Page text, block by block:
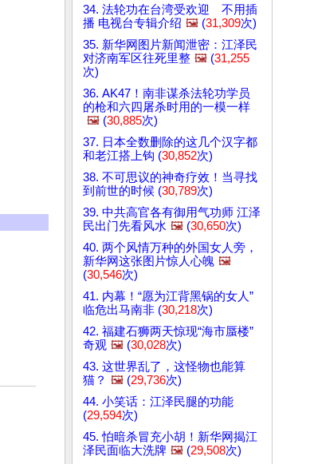
34. 法轮功在台湾受欢迎 不用插
播 电视台专辑介绍 🖼️ (31,309次)
35. 新华网图片新闻泄密：江泽民
对济南军区往死里整 🖼️ (31,255
次)
36. AK47！南非谋杀法轮功学员
的枪和六四屠杀时用的一模一样
🖼️ (30,885次)
37. 日本全数删除的这几个汉字都
和老江搭上钩 (30,852次)
38. 不可思议的神奇疗效！当寻找
到前世的时候 (30,789次)
39. 中共高官各有御用气功师 江泽
民出门先看风水 🖼️ (30,650次)
40. 两个风情万种的外国女人旁，
新华网这张图片惊人心魄 🖼️
(30,546次)
41. 内幕！“愿为江背黑锅的女人”
临危出马南非 (30,218次)
42. 福建石狮两天惊现“海市蜃楼”
奇观 🖼️ (30,028次)
43. 这世界乱了，这怪物也能算
猫？ 🖼️ (29,736次)
44. 小笑话：江泽民腿的功能
(29,594次)
45. 怕暗杀冒充小胡！新华网揭江
泽民面临大洗牌 🖼️ (29,508次)